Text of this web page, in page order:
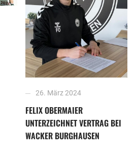
26. März 2024
FELIX OBERMAIER
UNTERZEICHNET VERTRAG BEI
WACKER BURGHAUSEN